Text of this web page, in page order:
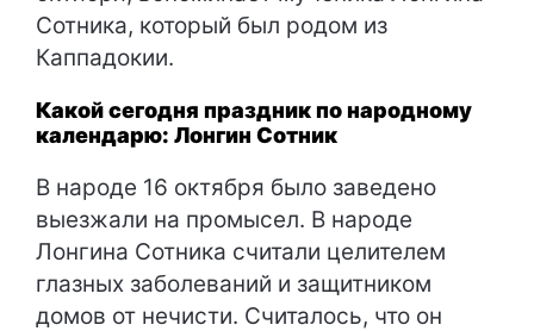
Сотника, который был родом из
Каппадокии.
Какой сегодня праздник по народному
календарю: Лонгин Сотник
В народе 16 октября было заведено
выезжали на промысел. В народе
Лонгина Сотника считали целителем
глазных заболеваний и защитником
домов от нечисти. Считалось, что он